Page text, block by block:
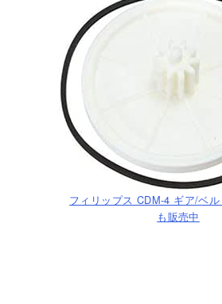
フィリップス CDM-4 ギア/ベ
も販売中